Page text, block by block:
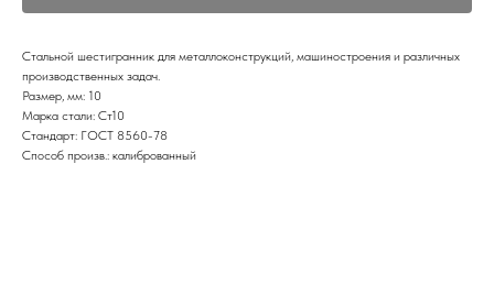
Стальной шестигранник для металлоконструкций, машиностроения и различных
производственных задач.
Размер, мм: 10
Марка стали: Ст10
Стандарт: ГОСТ 8560-78
Способ произв.: калиброванный